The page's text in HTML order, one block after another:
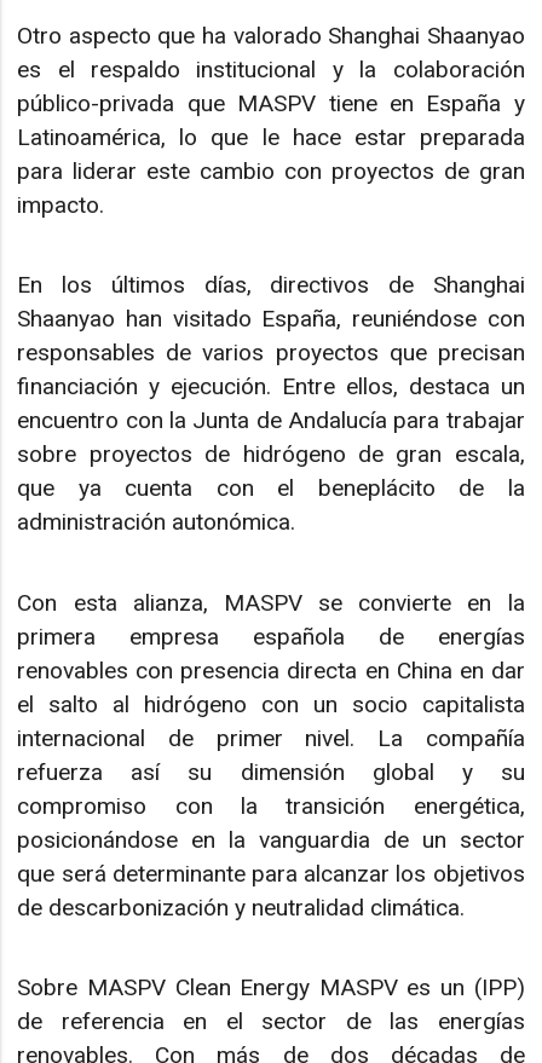
Otro aspecto que ha valorado Shanghai Shaanyao
es el respaldo institucional y la colaboración
público-privada que MASPV tiene en España y
Latinoamérica, lo que le hace estar preparada
para liderar este cambio con proyectos de gran
impacto.
En los últimos días, directivos de Shanghai
Shaanyao han visitado España, reuniéndose con
responsables de varios proyectos que precisan
financiación y ejecución. Entre ellos, destaca un
encuentro con la Junta de Andalucía para trabajar
sobre proyectos de hidrógeno de gran escala,
que ya cuenta con el beneplácito de la
administración autonómica.
Con esta alianza, MASPV se convierte en la
primera empresa española de energías
renovables con presencia directa en China en dar
el salto al hidrógeno con un socio capitalista
internacional de primer nivel. La compañía
refuerza así su dimensión global y su
compromiso con la transición energética,
posicionándose en la vanguardia de un sector
que será determinante para alcanzar los objetivos
de descarbonización y neutralidad climática.
Sobre MASPV Clean Energy MASPV es un (IPP)
de referencia en el sector de las energías
renovables. Con más de dos décadas de